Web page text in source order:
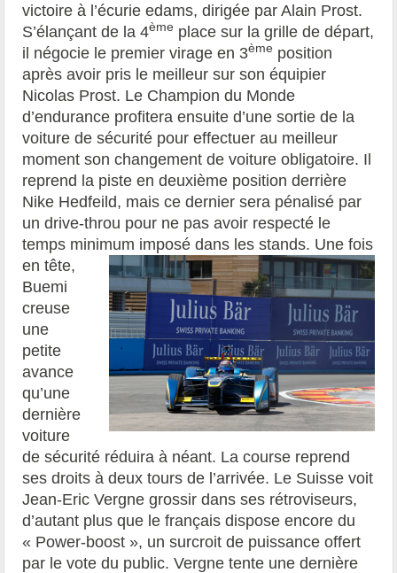
victoire à l’écurie edams, dirigée par Alain Prost.
S’élançant de la 4ème place sur la grille de départ,
il négocie le premier virage en 3ème position
après avoir pris le meilleur sur son équipier
Nicolas Prost. Le Champion du Monde
d’endurance profitera ensuite d’une sortie de la
voiture de sécurité pour effectuer au meilleur
moment son changement de voiture obligatoire. Il
reprend la piste en deuxième position derrière
Nike Hedfeild, mais ce dernier sera pénalisé par
un drive-throu pour ne pas avoir respecté le
temps minimum imposé dans les stands. Une fois
en tête,
Buemi
creuse
une
petite
avance
qu’une
dernière
voiture
de sécurité réduira à néant. La course reprend
ses droits à deux tours de l’arrivée. Le Suisse voit
Jean-Eric Vergne grossir dans ses rétroviseurs,
d’autant plus que le français dispose encore du
« Power-boost », un surcroit de puissance offert
par le vote du public. Vergne tente une dernière